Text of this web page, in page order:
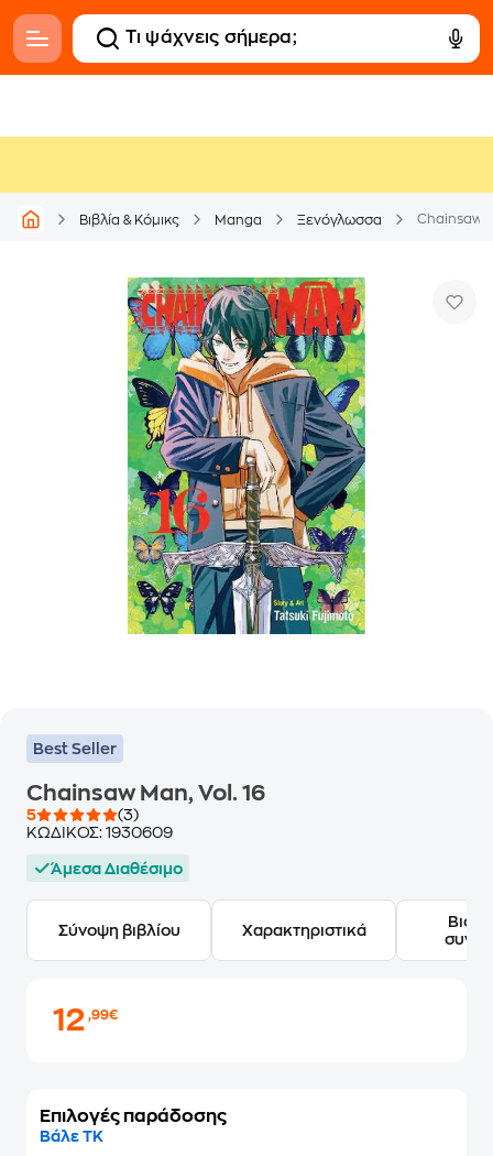
Βιβλία & Κόμικς Manga Ξενόγλωσσα Chainsaw
Best Seller
Chainsaw Man, Vol. 16
5
(3)
ΚΩΔΙΚΟΣ: 1930609
Άμεσα Διαθέσιμο
Σύνοψη βιβλίου Χαρακτηριστικά
12,99€
Επιλογές παράδοσης
Βάλε ΤΚ